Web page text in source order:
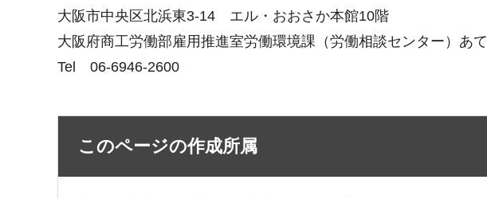
大阪市中央区北浜東3-14 エル・おおさか本館10階
大阪府商工労働部雇用推進室労働環境課（労働相談センター）あて
Tel 06-6946-2600
このページの作成所属